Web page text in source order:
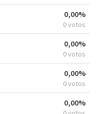
0,00%
0 votos
0,00%
0 votos
0,00%
0 votos
0,00%